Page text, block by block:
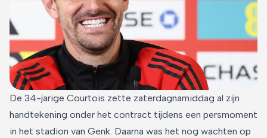
De 34-jarige Courtois zette zaterdagnamiddag al zijn
handtekening onder het contract tijdens een persmoment
in het stadion van Genk. Daarna was het nog wachten op